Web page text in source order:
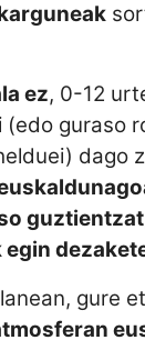
ez, 0-12
(edo guraso
dago
guztientzat
gure